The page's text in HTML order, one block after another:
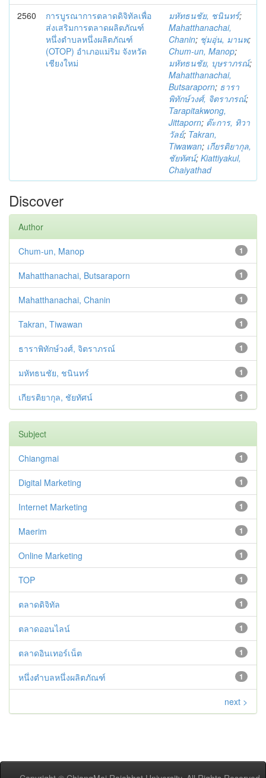
2560
การบูรณาการตลาดดิจิทัลเพื่อ
ส่งเสริมการตลาดผลิตภัณฑ์
หนึ่งตำบลหนึ่งผลิตภัณฑ์
(OTOP) อำเภอแม่ริม จังหวัด
เชียงใหม่
มหัทธนชัย, ชนินทร์;
Mahatthanachai,
Chanin; ชุ่มอุ่น, มานพ;
Chum-un, Manop;
มหัทธนชัย, บุษราภรณ์;
Mahatthanachai,
Butsaraporn; ธารา
พิทักษ์วงศ์, จิตราภรณ์;
Tarapitakwong,
Jittaporn; ต๊ะการ, ทิวา
วัลย์; Takran,
Tiwawan; เกียรติยากุล,
ชัยทัศน์; Kiattiyakul,
Chaiyathad
Discover
Author
1
Chum-un, Manop
1
Mahatthanachai, Butsaraporn
1
Mahatthanachai, Chanin
1
Takran, Tiwawan
1
ธาราพิทักษ์วงศ์, จิตราภรณ์
1
มหัทธนชัย, ชนินทร์
1
เกียรติยากุล, ชัยทัศน์
Subject
1
Chiangmai
1
Digital Marketing
1
Internet Marketing
1
Maerim
1
Online Marketing
1
TOP
1
ตลาดดิจิทัล
1
ตลาดออนไลน์
1
ตลาดอินเทอร์เน็ต
1
หนึ่งตำบลหนึ่งผลิตภัณฑ์
next >